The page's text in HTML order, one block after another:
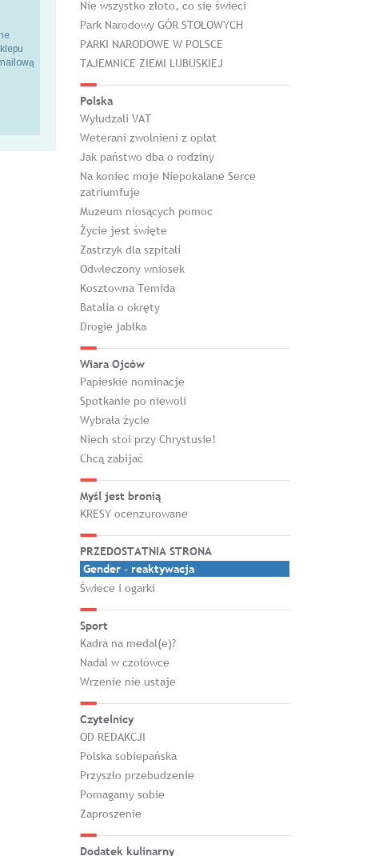
Nie wszystko złoto, co się świeci
Park Narodowy GÓR STOŁOWYCH
PARKI NARODOWE W POLSCE
TAJEMNICE ZIEMI LUBUSKIEJ
Polska
Wyłudzali VAT
Weterani zwolnieni z opłat
Jak państwo dba o rodziny
Na koniec moje Niepokalane Serce
zatriumfuje
Muzeum niosących pomoc
Życie jest święte
Zastrzyk dla szpitali
Odwleczony wniosek
Kosztowna Temida
Batalia o okręty
Drogie jabłka
Wiara Ojców
Papieskie nominacje
Spotkanie po niewoli
Wybrała życie
Niech stoi przy Chrystusie!
Chcą zabijać
Myśl jest bronią
KRESY ocenzurowane
PRZEDOSTATNIA STRONA
Gender – reaktywacja
Świece i ogarki
Sport
Kadra na medal(e)?
Nadal w czołówce
Wrzenie nie ustaje
Czytelnicy
OD REDAKCJI
Polska sobiepańska
Przyszło przebudzenie
Pomagamy sobie
Zaproszenie
Dodatek kulinarny